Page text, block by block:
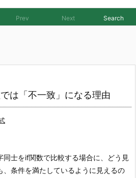
Prev Next Search
は「不一致」になる理由
同士をif関数で比較する場合に、
どう見
、条件を満たしているように見えるの